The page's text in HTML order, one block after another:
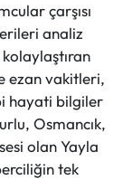
çarşısı
analiz
ezan vakitleri,
hayati bilgiler
Osmancık,
olan Yayla
tek